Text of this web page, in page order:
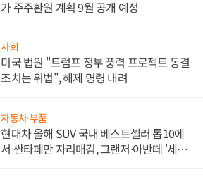
가 주주환원 계획 9월 공개 예정
사회
미국 법원 "트럼프 정부 풍력 프로젝트 동결
조치는 위법", 해제 명령 내려
자동차·부품
현대차 올해 SUV 국내 베스트셀러 톱10에
서 싼타페만 자리매김, 그랜저·아반떼 '세단